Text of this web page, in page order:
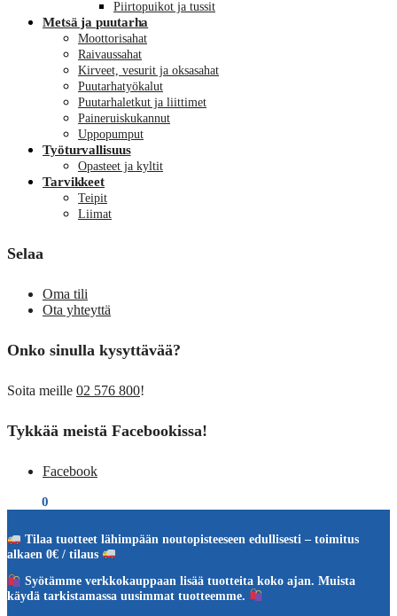
Piirtopuikot ja tussit
Metsä ja puutarha
Moottorisahat
Raivaussahat
Kirveet, vesurit ja oksasahat
Puutarhatyökalut
Puutarhaletkut ja liittimet
Paineruiskukannut
Uppopumput
Työturvallisuus
Opasteet ja kyltit
Tarvikkeet
Teipit
Liimat
Selaa
Oma tili
Ota yhteyttä
Onko sinulla kysyttävää?
Soita meille 02 576 800!
Tykkää meistä Facebookissa!
Facebook
0
Tilaa tuotteet lähimpään noutopisteeseen edullisesti – toimitus
alkaen 0€ / tilaus
Syötämme verkkokauppaan lisää tuotteita koko ajan. Muista
käydä tarkistamassa uusimmat tuotteemme.